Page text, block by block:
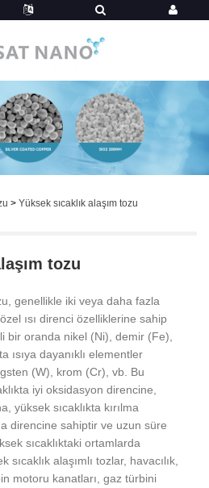
> Yüksek sıcaklık alaşım tozu
tozu
genellikle iki veya daha fazla
ısı direnci özelliklerine sahip
bir oranda nikel (Ni), demir (Fe),
ısıya dayanıklı elementler
(W), krom (Cr), vb. Bu
iyi oksidasyon direncine,
yüksek sıcaklıkta kırılma
direncine sahiptir ve uzun süre
sıcaklıktaki ortamlarda
alaşımlı tozlar, havacılık,
motoru kanatları, gaz türbini